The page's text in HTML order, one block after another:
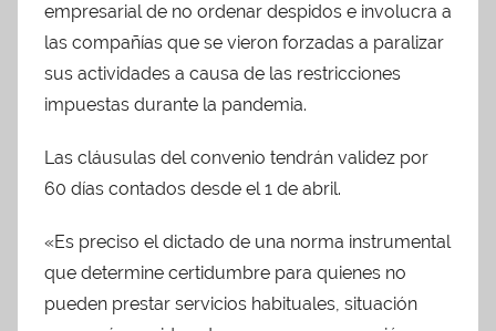
empresarial de no ordenar despidos e involucra a
las compañías que se vieron forzadas a paralizar
sus actividades a causa de las restricciones
impuestas durante la pandemia.
Las cláusulas del convenio tendrán validez por
60 días contados desde el 1 de abril.
«Es preciso el dictado de una norma instrumental
que determine certidumbre para quienes no
pueden prestar servicios habituales, situación